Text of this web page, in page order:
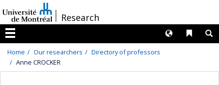
au
contenu
/Research
Menu
Liens
Langues
Home Our researchers
Directory of professors
Anne CROCKER